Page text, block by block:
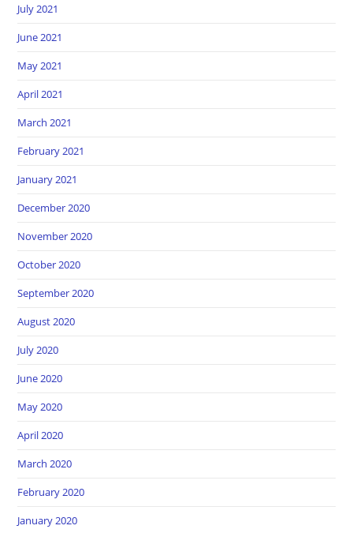
July 2021
June 2021
May 2021
April 2021
March 2021
February 2021
January 2021
December 2020
November 2020
October 2020
September 2020
August 2020
July 2020
June 2020
May 2020
April 2020
March 2020
February 2020
January 2020